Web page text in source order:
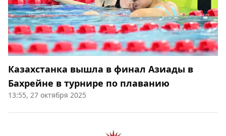
Казахстанка вышла в финал Азиады в
Бахрейне в турнире по плаванию
13:55, 27 октября 2025